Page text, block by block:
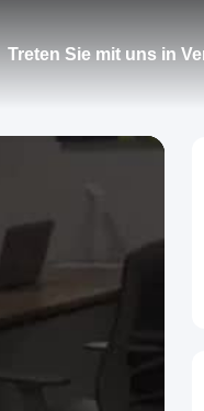
Treten Sie mit uns in